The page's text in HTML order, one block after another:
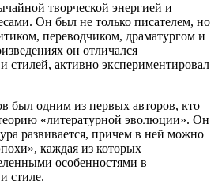
творческой энергией и
Он был не только писателем, но
переводчиком, драматургом и
он отличался
стилей, активно экспериментировал
был одним из первых авторов, кто
«литературной эволюции». Он
развивается, причем в ней можно
каждая из которых
особенностями в
стиле.